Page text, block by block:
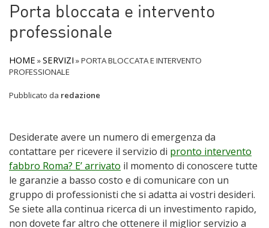
Porta bloccata e intervento
professionale
HOME »SERVIZI »PORTA BLOCCATA E INTERVENTO
PROFESSIONALE
Pubblicato da redazione
Desiderate avere un numero di emergenza da
contattare per ricevere il servizio di pronto intervento
fabbro Roma? E’ arrivato il momento di conoscere tutte
le garanzie a basso costo e di comunicare con un
gruppo di professionisti che si adatta ai vostri desideri.
Se siete alla continua ricerca di un investimento rapido,
non dovete far altro che ottenere il miglior servizio a